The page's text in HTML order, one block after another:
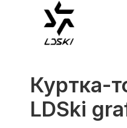
Куртка-
LDSki